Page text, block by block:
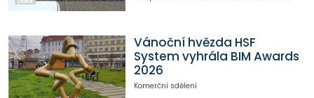
Vánoční hvězda HSF
System vyhrála BIM Awards
2026
Komerční sdělení